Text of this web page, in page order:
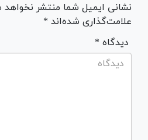
نشانی ایمیل شما منتشر
علامت‌گذاری شده‌اند *
* دیدگاه